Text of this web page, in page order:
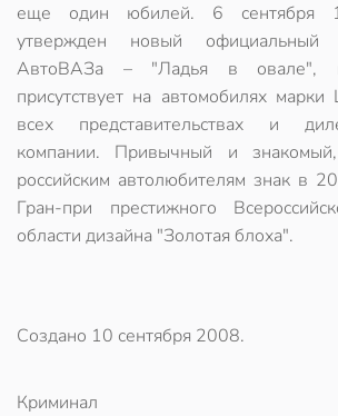
еще один юбилей. 6 сентября
утвержден новый официальный
АвтоВАЗа – "Ладья в овале",
присутствует на автомобилях
всех представительствах и
компании. Привычный и
российским автолюбителям знак в
Гран-при престижного
области дизайна "Золотая блоха".
Создано 10 сентября 2008.
Криминал